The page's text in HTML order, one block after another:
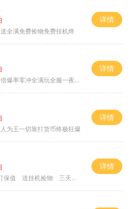
全满免费捡物免费挂机终
详情
爆率零冲全满玩全服一夜终极
详情
为王一切靠打货币终极狂爆
详情
保值 送挂机捡物 三天合区
详情